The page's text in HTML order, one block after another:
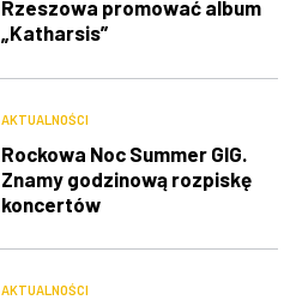
Rzeszowa promować album
„Katharsis”
AKTUALNOŚCI
Rockowa Noc Summer GIG.
Znamy godzinową rozpiskę
koncertów
AKTUALNOŚCI